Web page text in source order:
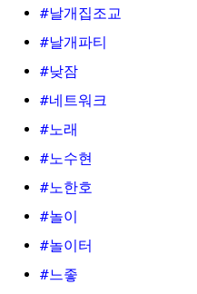
#날개집조교
#날개파티
#낮잠
#네트워크
#노래
#노수현
#노한호
#놀이
#놀이터
#느좋